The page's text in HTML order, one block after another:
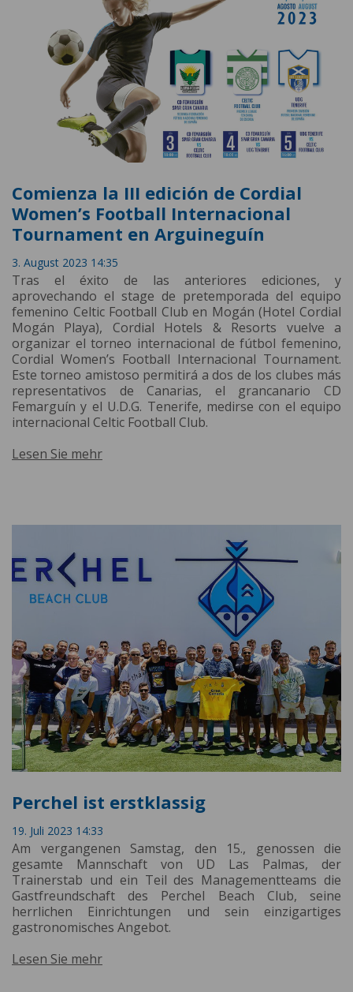
Comienza la III edición de Cordial
Women’s Football Internacional
Tournament en Arguineguín
3. August 2023 14:35
Tras el éxito de las anteriores ediciones, y
aprovechando el stage de pretemporada del equipo
femenino Celtic Football Club en Mogán (Hotel Cordial
Mogán Playa), Cordial Hotels & Resorts vuelve a
organizar el torneo internacional de fútbol femenino,
Cordial Women’s Football Internacional Tournament.
Este torneo amistoso permitirá a dos de los clubes más
representativos de Canarias, el grancanario CD
Femarguín y el U.D.G. Tenerife, medirse con el equipo
internacional Celtic Football Club.
Lesen Sie mehr
Perchel ist erstklassig
19. Juli 2023 14:33
Am vergangenen Samstag, den 15., genossen die
gesamte Mannschaft von UD Las Palmas, der
Trainerstab und ein Teil des Managementteams die
Gastfreundschaft des Perchel Beach Club, seine
herrlichen Einrichtungen und sein einzigartiges
gastronomisches Angebot.
Lesen Sie mehr